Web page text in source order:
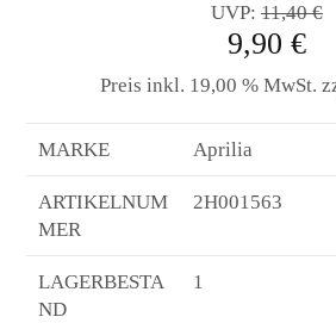
UVP: 11,40 €
9,90 €
Preis inkl. 19,00 % MwSt.
MARKE Aprilia
ARTIKELNUM
MER
2H001563
LAGERBESTA
ND
1